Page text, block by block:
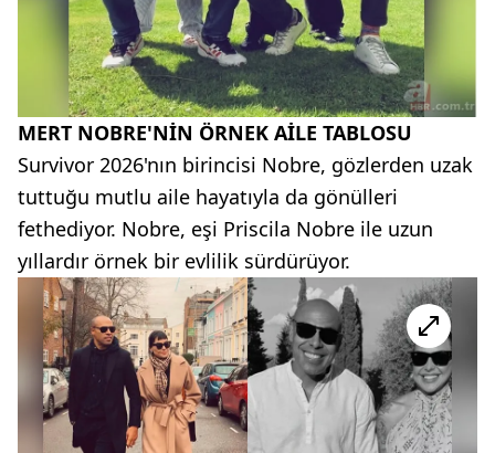
MERT NOBRE'NİN ÖRNEK AİLE TABLOSU
Survivor 2026'nın birincisi Nobre, gözlerden uzak
tuttuğu mutlu aile hayatıyla da gönülleri
fethediyor. Nobre, eşi Priscila Nobre ile uzun
yıllardır örnek bir evlilik sürdürüyor.